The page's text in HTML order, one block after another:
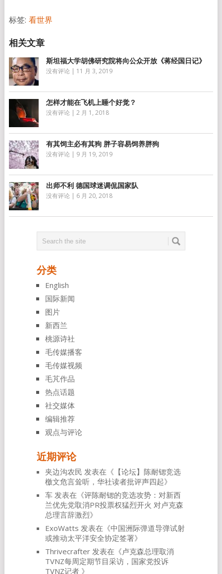
标签: 看世界
斯坦福大学胡佛研究院将向公众开放《蒋经国日记》
没有评论 | 11 月 3, 2019
怎样才能在飞机上睡个好觉？
没有评论 | 2 月 1, 2018
有其饲主必有其狗 胖子容易饲养胖狗
没有评论 | 9 月 19, 2019
出师不利 德国球迷调侃国家队
没有评论 | 6 月 20, 2018
分类
English
国际新闻
图片
新西兰
桃源诗社
毛传媒播客
毛传媒视频
毛芃作品
热点话题
社交媒体
编辑推荐
观点与评论
近期评论
夹边沟农民 发表在《 【论坛】陈耐锶竞选
檄文危言耸听，华社读者批评声四起》
车发表在《评陈耐锶的竞选攻势：对新西
兰优先党取消PR投票权猛烈开火 对卢克森
总理言辞激烈》
ExoWatts 发表在《中国洲际弹道导弹试射
或推动太平洋安全协定签署》
Thrivecrafter发表在《卢克森总理取消
TVNZ每周定期节目采访，国家党投诉
TVNZ记者 》